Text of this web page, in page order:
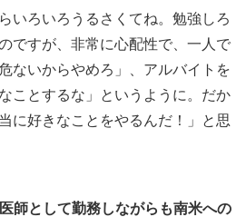
いろいろうるさくてね。勉強しろ
ですが、非常に心配性で、一人で
ないからやめろ」、アルバイトを
ことするな」というように。だか
に好きなことをやるんだ！」と思
師として勤務しながらも南米への